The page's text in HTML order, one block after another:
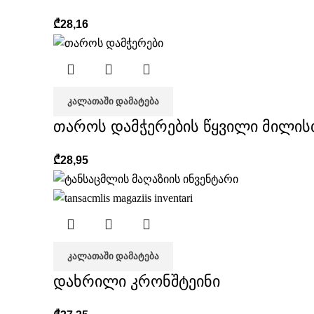
₾28,16
ᲙᲐᲚᲐᲗᲐᲨᲘ ᲓᲐᲛᲐᲢᲔᲑᲐ
თაროს დამჭერების წყვილი
₾28,95
ᲙᲐᲚᲐᲗᲐᲨᲘ ᲓᲐᲛᲐᲢᲔᲑᲐ
დახრილი კრონშტეინი